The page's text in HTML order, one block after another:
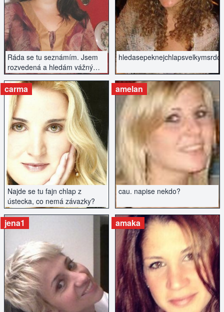
Ráda se tu seznámím. Jsem
rozvedená a hledám vážný
vztah.
ZOBRAZIT INZERÁT ZOBRAZIT INZERÁT
Najde se tu fajn chlap z
ústecka, co nemá závazky?
carma
ZOBRAZIT INZERÁT
cau. napise nekdo?
amelan
ZOBRAZIT INZERÁT
jena1
ZOBRAZIT INZERÁT
amaka
ZOBRAZIT INZERÁT